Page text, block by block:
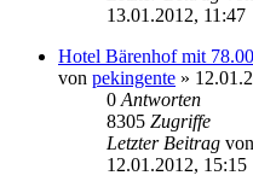
13.01.2012, 11:47
Hotel Bärenhof mit
von pekingente »
0 Antworten
8305 Zugriffe
Letzter Beitrag von
12.01.2012, 15:15